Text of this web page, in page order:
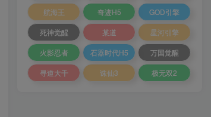
航海王
奇迹H5
GOD引擎
死神觉醒
某道
星河引擎
火影忍者
石器时代H5
万国觉醒
寻道大千
诛仙3 极无双2